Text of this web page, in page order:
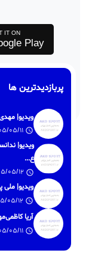
IT ON
Play
پربازدیدترین ها
ویدیو|
ویدیو|
ع...
ویدیو| ملی
آریا